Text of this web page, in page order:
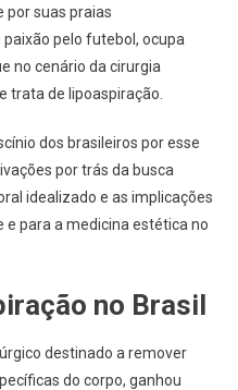
por suas praias
pelo futebol, ocupa
no cenário da cirurgia
trata de lipoaspiração.
dos brasileiros por esse
por trás da busca
idealizado e as implicações
e para a medicina estética no
no Brasil
destinado a remover
do corpo, ganhou